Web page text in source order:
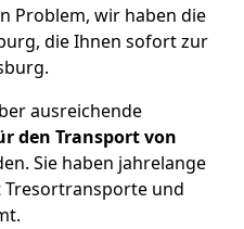
Problem, wir haben die
die Ihnen sofort zur
ausreichende
den Transport von
Sie haben jahrelange
und